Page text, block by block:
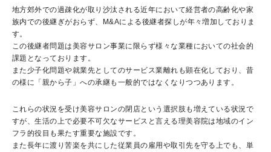
地方郊外での過疎化が取り沙汰される近年において経営者の高齢化や家
族内での後継ぎがおらず、M&Aによる後継者探しが年々増加しておりま
す。
この後継者問題は美容サロン事業に限らず様々な業種においての社会的
課題となっております。
また少子化問題や就業先としてのサービス業離れも顕在化しており、昔
の様に「親から子」への承継も一般的ではなくなりつつあります。
これらの状況を受け美容サロンの閉店という選択肢も増えている状況で
すが、生活の上で必要不可欠なサービスと言える理美容院は地域のイン
フラ的役目も果たす重要な施設です。
また長年に渡り苦楽を共にした従業員の雇用や取引先を守る上でも、単